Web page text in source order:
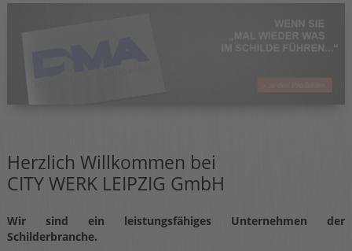
Herzlich Willkommen bei
CITY WERK LEIPZIG GmbH
Wir sind ein leistungsfähiges Unternehmen der
Schilderbranche.